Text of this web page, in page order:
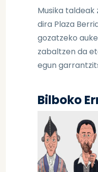
Musika taldeak
dira Plaza
gozatzeko
zabaltzen da
egun
Bilboko